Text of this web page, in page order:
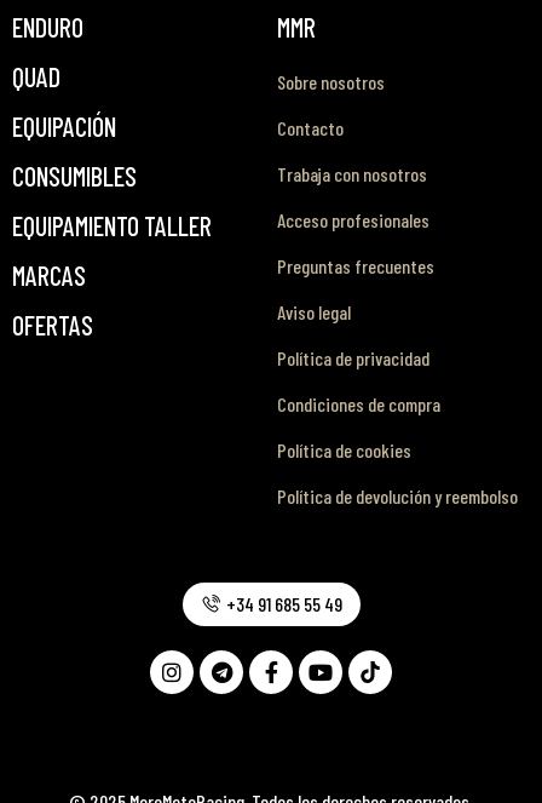
ENDURO
QUAD
EQUIPACIÓN
CONSUMIBLES
EQUIPAMIENTO TALLER
MARCAS
OFERTAS
MMR
Sobre nosotros
Contacto
Trabaja con nosotros
Acceso profesionales
Preguntas frecuentes
Aviso legal
Política de privacidad
Condiciones de compra
Política de cookies
Política de devolución y reembolso
+34 91 685 55 49